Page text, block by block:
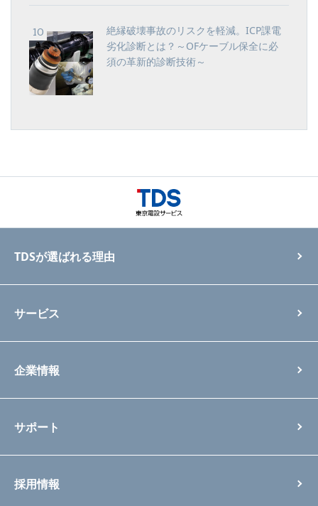
絶縁破壊事故のリスクを軽減。ICP課電
劣化診断とは？～OFケーブル保全に必
須の革新的診断技術～
TDSが選ばれる理由
サービス
企業情報
サポート
採用情報